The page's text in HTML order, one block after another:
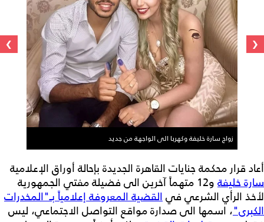
زواج سارة خليفة وكهربا الى الواجهة من جديد
‹
›
أعاد قرار محكمة جنايات القاهرة الجديدة بإحالة أوراق الإعلامية
سارة خليفة
و12 متهماً آخرين الى فضيلة مفتي الجمهورية
لأخذ الرأي الشرعي فيالقضية المعروفة إعلامياً بـ"المخدرات
الكبرى"، اسمها الى صدارة مواقع التواصل الاجتماعي، ليس